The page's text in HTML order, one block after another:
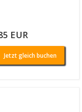
EUR
Jetzt gleich buchen